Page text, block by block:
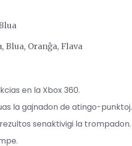
Blua, Oranĝa, Flava
en la Xbox 360.
la gajnadon de atingo-punktoj.
senaktivigi la trompadon.